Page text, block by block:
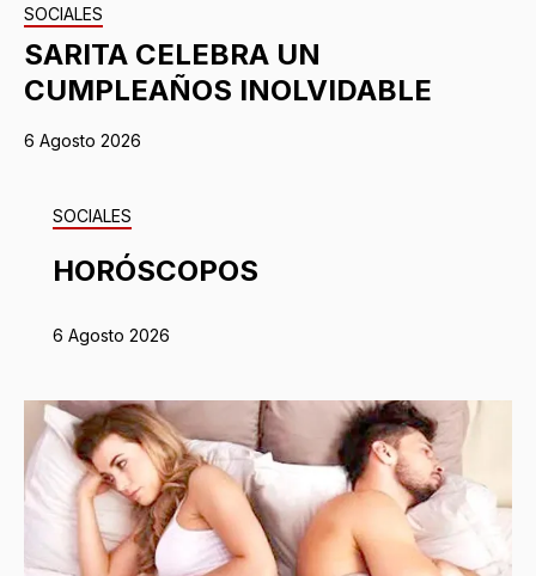
SOCIALES
SARITA CELEBRA UN
CUMPLEAÑOS INOLVIDABLE
6 Agosto 2026
SOCIALES
HORÓSCOPOS
6 Agosto 2026